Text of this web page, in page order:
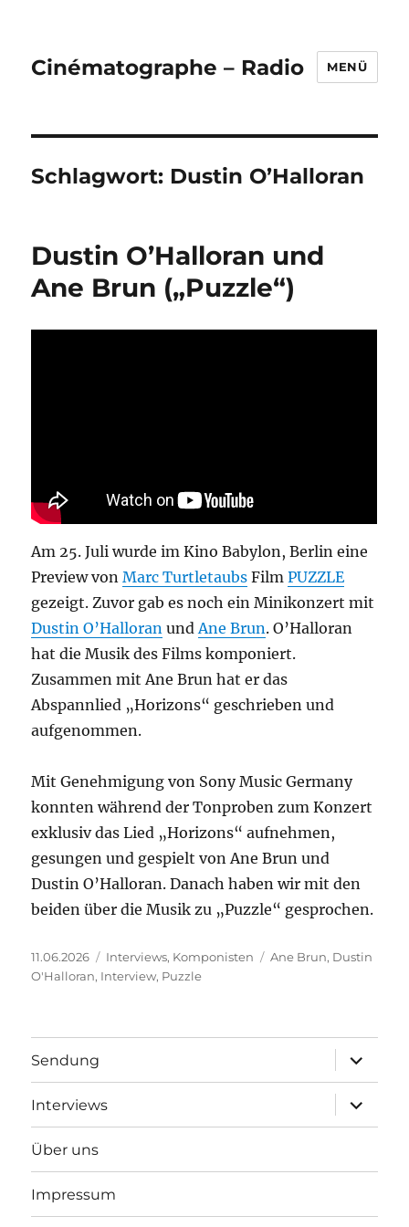
Cinématographe – Radio MENÜ
Schlagwort: Dustin O’Halloran
Dustin O’Halloran und
Ane Brun („Puzzle“)
Am 25. Juli wurde im Kino Babylon, Berlin eine
Preview vonMarc Turtletaubs FilmPUZZLE
gezeigt. Zuvor gab es noch ein Minikonzert mit
Dustin O’Halloran undAne Brun. O’Halloran
hat die Musik des Films komponiert.
Zusammen mit Ane Brun hat er das
Abspannlied „Horizons“ geschrieben und
aufgenommen.
Mit Genehmigung von Sony Music Germany
konnten während der Tonproben zum Konzert
exklusiv das Lied „Horizons“ aufnehmen,
gesungen und gespielt von Ane Brun und
Dustin O’Halloran. Danach haben wir mit den
beiden über die Musik zu „Puzzle“ gesprochen.
Veröffentlicht
am
11.06.2026 Kategorien
Interviews, Komponisten Schlagwörter
Ane Brun, Dustin
O'Halloran, Interview, Puzzle
Sendung
öffnen
Interviews
öffnen
Über uns
Impressum